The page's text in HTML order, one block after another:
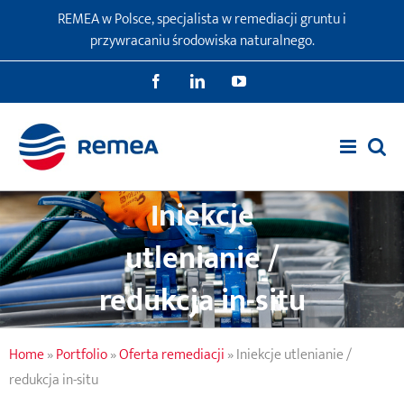
zawartości
REMEA w Polsce, specjalista w remediacji gruntu i
przywracaniu środowiska naturalnego.
FacebookLinkedInYouTube
Iniekcje
utlenianie /
redukcja in-situ
Home»Portfolio»Oferta remediacji»Iniekcje utlenianie /
redukcja in-situ